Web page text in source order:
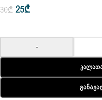
30₾ 25₾
-